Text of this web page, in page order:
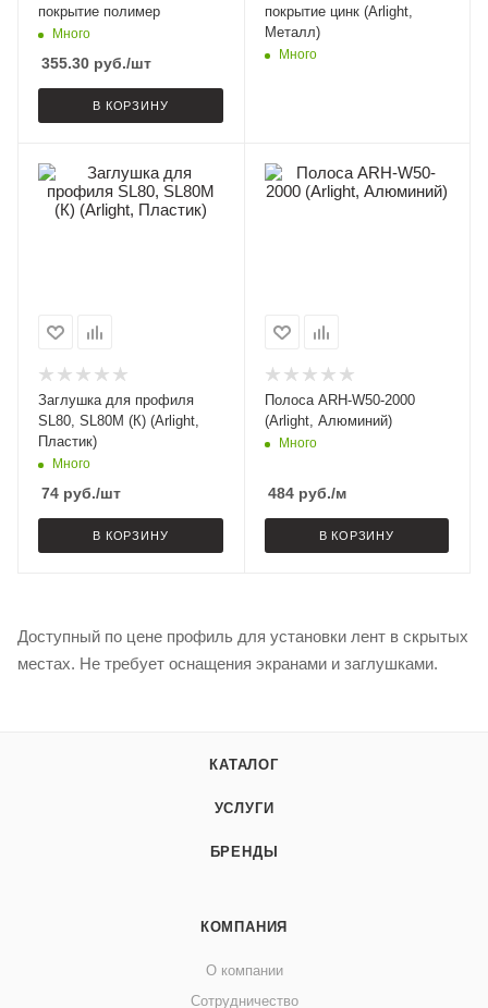
покрытие полимер
Много
355.30 руб./шт
В КОРЗИНУ
покрытие цинк (Arlight,
Металл)
Много
Заглушка для профиля
SL80, SL80M (К) (Arlight,
Пластик)
Много
74 руб./шт
В КОРЗИНУ
Полоса ARH-W50-2000
(Arlight, Алюминий)
Много
484руб./м
В КОРЗИНУ
Доступный по цене профиль для установки лент в скрытых
местах. Не требует оснащения экранами и заглушками.
КАТАЛОГ
УСЛУГИ
БРЕНДЫ
КОМПАНИЯ
О компании
Сотрудничество